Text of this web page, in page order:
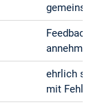
ehrlich
mit